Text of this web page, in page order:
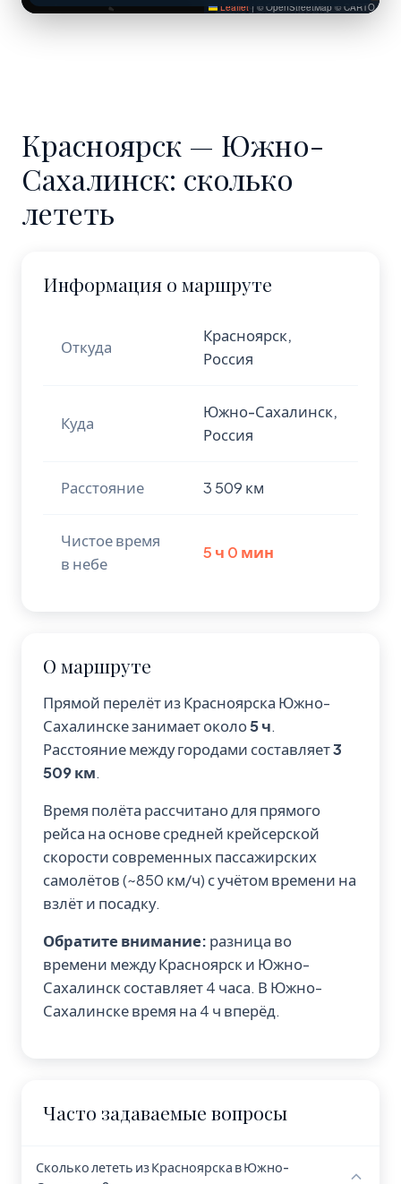
Leaflet | © OpenStreetMap © CARTO
Красноярск — Южно-
Сахалинск: сколько
лететь
Информация о маршруте
Откуда
Красноярск,
Россия
Куда
Южно-Сахалинск,
Россия
Расстояние 3 509 км
Чистое время
в небе
5 ч 0 мин
О маршруте
Прямой перелёт из Красноярска Южно-
Сахалинске занимает около5 ч.
Расстояние между городами составляет3
509 км.
Время полёта рассчитано для прямого
рейса на основе средней крейсерской
скорости современных пассажирских
самолётов (~850 км/ч) с учётом времени на
взлёт и посадку.
Обратите внимание: разница во
времени между Красноярск и Южно-
Сахалинск составляет 4 часа. В Южно-
Сахалинске время на 4 ч вперёд.
Часто задаваемые вопросы
Сколько лететь из Красноярска в Южно-